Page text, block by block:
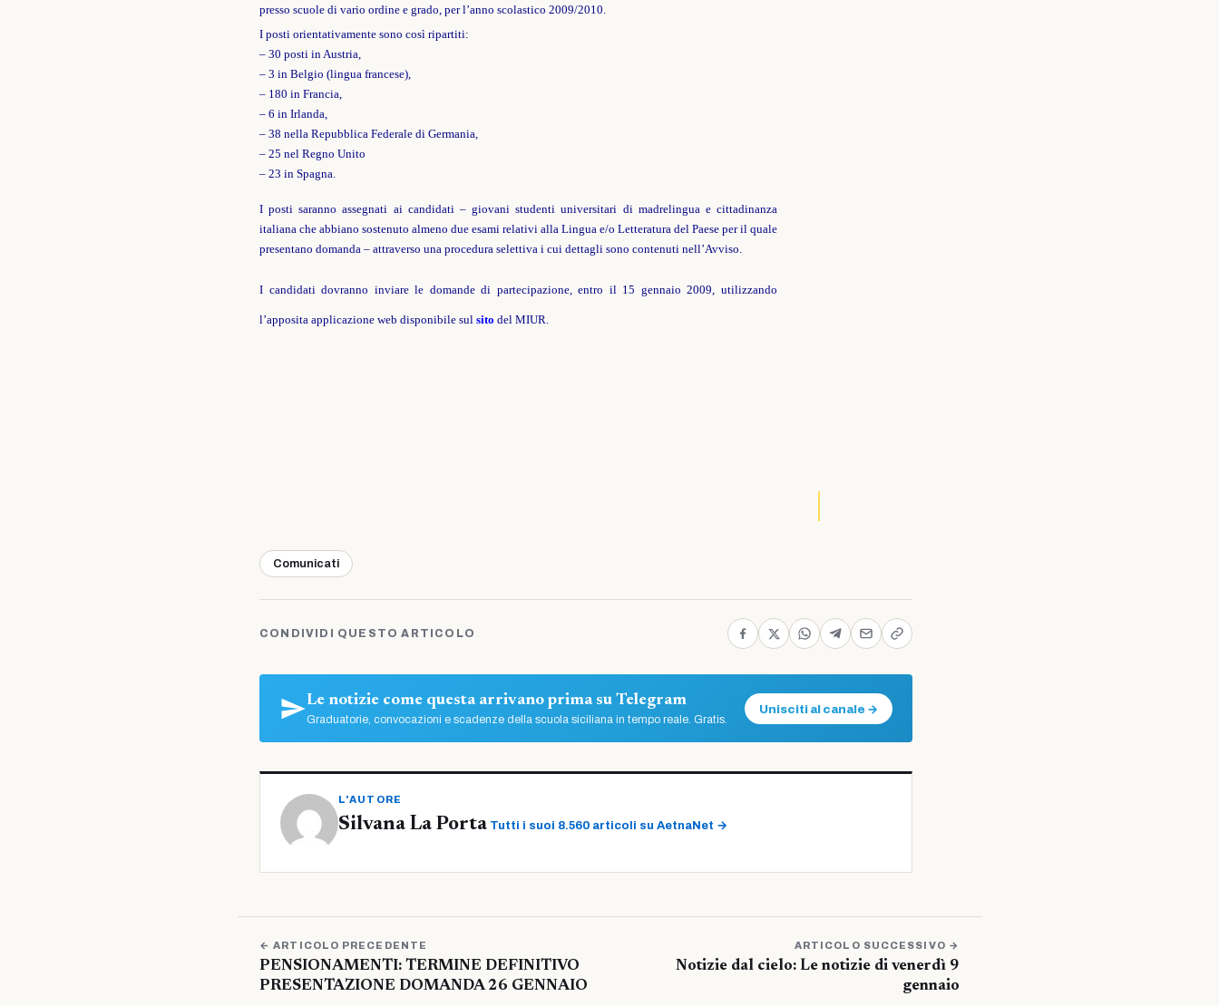
presso scuole di vario ordine e grado, per l’anno scolastico 2009/2010.
I posti orientativamente sono così ripartiti:
– 30 posti in Austria,
– 3 in Belgio (lingua francese),
– 180 in Francia,
– 6 in Irlanda,
– 38 nella Repubblica Federale di Germania,
– 25 nel Regno Unito
– 23 in Spagna.
I posti saranno assegnati ai candidati – giovani studenti universitari di madrelingua e cittadinanza
italiana che abbiano sostenuto almeno due esami relativi alla Lingua e/o Letteratura del Paese per il quale
presentano domanda – attraverso una procedura selettiva i cui dettagli sono contenuti nell’Avviso.
I candidati dovranno inviare le domande di partecipazione, entro il 15 gennaio 2009, utilizzando
l’apposita applicazione web disponibile sul sito del MIUR.
Comunicati
CONDIVIDI QUESTO ARTICOLO
Le notizie come questa arrivano prima su Telegram
Graduatorie, convocazioni e scadenze della scuola siciliana in tempo reale. Gratis.
Unisciti al canale →
L'AUTORE
Silvana La Porta Tutti i suoi 8.560 articoli su AetnaNet →
← ARTICOLO PRECEDENTE
PENSIONAMENTI: TERMINE DEFINITIVO
PRESENTAZIONE DOMANDA 26 GENNAIO
ARTICOLO SUCCESSIVO →
Notizie dal cielo: Le notizie di venerdì 9
gennaio